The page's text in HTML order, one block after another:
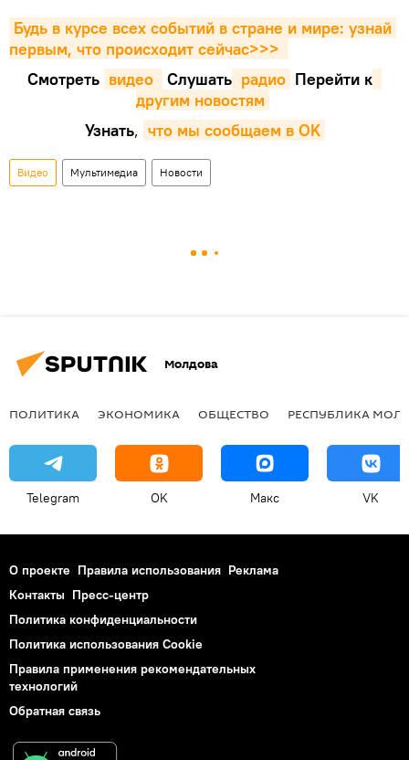
Будь в курсе всех событий в стране и мире: узнай
первым, что происходит сейчаc>>>
Смотреть видео Cлушать радио Перейти к
другим новостям
Узнать, что мы сообщаем в OK
Видео Мультимедиа Новости
Молдова
ПОЛИТИКА ЭКОНОМИКА ОБЩЕСТВО РЕСПУБЛИКА
Telegram OK Макс VK
О проекте Правила использования Реклама
Контакты Пресс-центр
Политика конфиденциальности
Политика использования Cookie
Правила применения рекомендательных
технологий
Обратная связь